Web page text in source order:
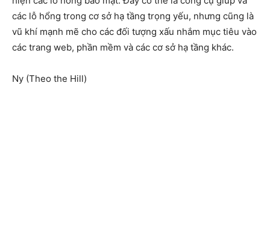
các lỗ hổng trong cơ sở hạ tầng trọng yếu, nhưng cũng là
vũ khí mạnh mẽ cho các đối tượng xấu nhắm mục tiêu vào
các trang web, phần mềm và các cơ sở hạ tầng khác.
Ny (Theo the Hill)